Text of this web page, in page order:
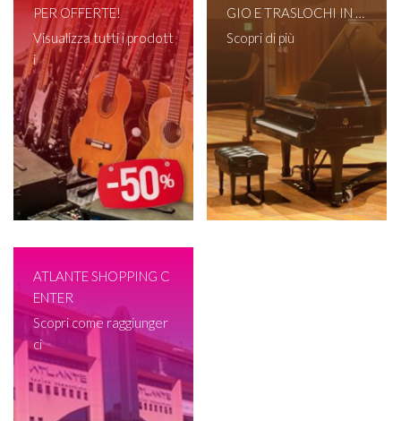
PER OFFERTE!
Visualizza tutti i prodott
i
GIO E TRASLOCHI IN T
UTTA ITALIA!
Scopri di più
ATLANTE SHOPPING C
ENTER
Scopri come raggiunger
ci